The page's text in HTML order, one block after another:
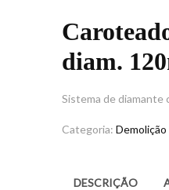
diam.
Sistema de diamante
Categoria: Demolição
DESCRIÇÃO